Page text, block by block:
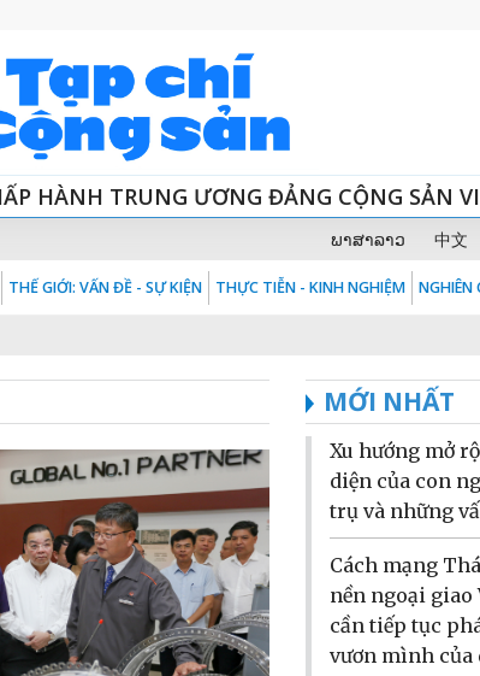
HÀNH TRUNG ƯƠNG ĐẢNG CỘNG SẢN
ພາສາລາວ 中文
THẾ GIỚI: VẤN ĐỀ - SỰ KIỆN THỰC TIỄN - KINH NGHIỆM
MỚI NHẤT
Xu hướng mở
diện của con
trụ và những
Cách mạng
nền ngoại giao
cần tiếp tục
vươn mình của